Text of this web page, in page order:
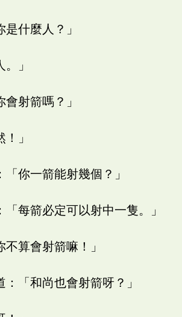
什麼人？」
」
射箭嗎？」
」
你一箭能射幾個？」
每箭必定可以射中一隻。」
算會射箭嘛！」
「和尚也會射箭呀？」